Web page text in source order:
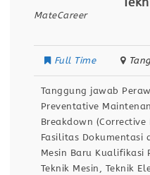
MateCareer
Full Time
Tanggung jawab
Preventative
Breakdown
Fasilitas Dokumentasi
Mesin Baru Kualifikasi
Teknik Mesin, Teknik